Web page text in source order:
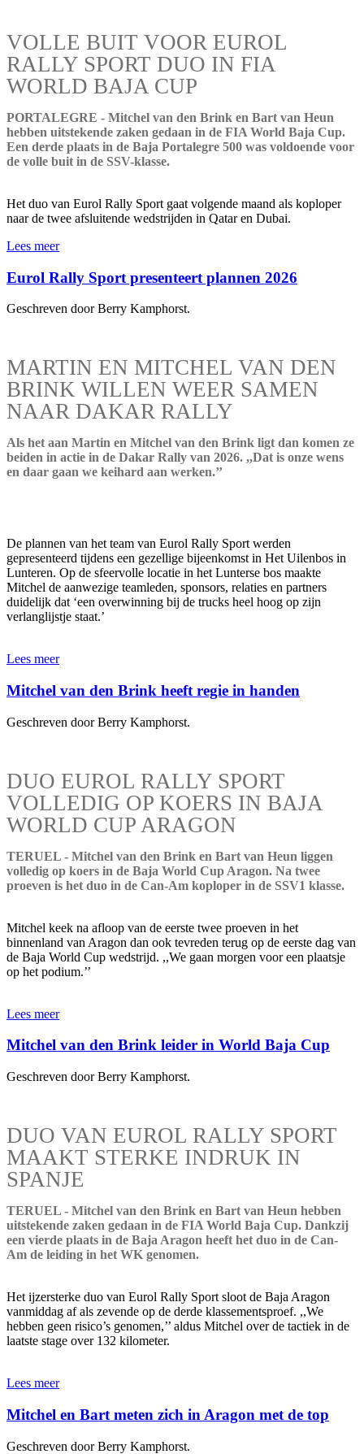
VOLLE BUIT VOOR EUROL
RALLY SPORT DUO IN FIA
WORLD BAJA CUP
PORTALEGRE - Mitchel van den Brink en Bart van Heun
hebben uitstekende zaken gedaan in de FIA World Baja Cup.
Een derde plaats in de Baja Portalegre 500 was voldoende voor
de volle buit in de SSV-klasse.
Het duo van Eurol Rally Sport gaat volgende maand als koploper
naar de twee afsluitende wedstrijden in Qatar en Dubai.
Lees meer
Eurol Rally Sport presenteert plannen 2026
Geschreven door Berry Kamphorst.
MARTIN EN MITCHEL VAN DEN
BRINK WILLEN WEER SAMEN
NAAR DAKAR RALLY
Als het aan Martin en Mitchel van den Brink ligt dan komen ze
beiden in actie in de Dakar Rally van 2026. ,,Dat is onze wens
en daar gaan we keihard aan werken.’’
De plannen van het team van Eurol Rally Sport werden
gepresenteerd tijdens een gezellige bijeenkomst in Het Uilenbos in
Lunteren. Op de sfeervolle locatie in het Lunterse bos maakte
Mitchel de aanwezige teamleden, sponsors, relaties en partners
duidelijk dat ‘een overwinning bij de trucks heel hoog op zijn
verlanglijstje staat.’
Lees meer
Mitchel van den Brink heeft regie in handen
Geschreven door Berry Kamphorst.
DUO EUROL RALLY SPORT
VOLLEDIG OP KOERS IN BAJA
WORLD CUP ARAGON
TERUEL - Mitchel van den Brink en Bart van Heun liggen
volledig op koers in de Baja World Cup Aragon. Na twee
proeven is het duo in de Can-Am koploper in de SSV1 klasse.
Mitchel keek na afloop van de eerste twee proeven in het
binnenland van Aragon dan ook tevreden terug op de eerste dag van
de Baja World Cup wedstrijd. ,,We gaan morgen voor een plaatsje
op het podium.’’
Lees meer
Mitchel van den Brink leider in World Baja Cup
Geschreven door Berry Kamphorst.
DUO VAN EUROL RALLY SPORT
MAAKT STERKE INDRUK IN
SPANJE
TERUEL - Mitchel van den Brink en Bart van Heun hebben
uitstekende zaken gedaan in de FIA World Baja Cup. Dankzij
een vierde plaats in de Baja Aragon heeft het duo in de Can-
Am de leiding in het WK genomen.
Het ijzersterke duo van Eurol Rally Sport sloot de Baja Aragon
vanmiddag af als zevende op de derde klassementsproef. ,,We
hebben geen risico’s genomen,’’ aldus Mitchel over de tactiek in de
laatste stage over 132 kilometer.
Lees meer
Mitchel en Bart meten zich in Aragon met de top
Geschreven door Berry Kamphorst.